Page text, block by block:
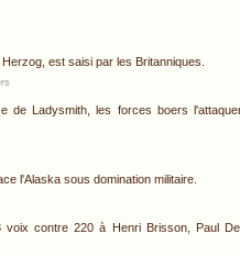
est saisi par les Britanniques.
de Ladysmith, les forces boers
l'Alaska sous domination militaire.
voix contre 220 à Henri Brisson, Paul